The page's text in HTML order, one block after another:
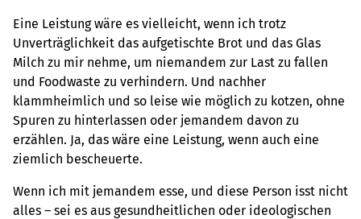
Eine Leistung wäre es vielleicht, wenn ich trotz
Unverträglichkeit das aufgetischte Brot und das Glas
Milch zu mir nehme, um niemandem zur Last zu fallen
und Foodwaste zu verhindern. Und nachher
klammheimlich und so leise wie möglich zu kotzen, ohne
Spuren zu hinterlassen oder jemandem davon zu
erzählen. Ja, das wäre eine Leistung, wenn auch eine
ziemlich bescheuerte.
Wenn ich mit jemandem esse, und diese Person isst nicht
alles – sei es aus gesundheitlichen oder ideologischen